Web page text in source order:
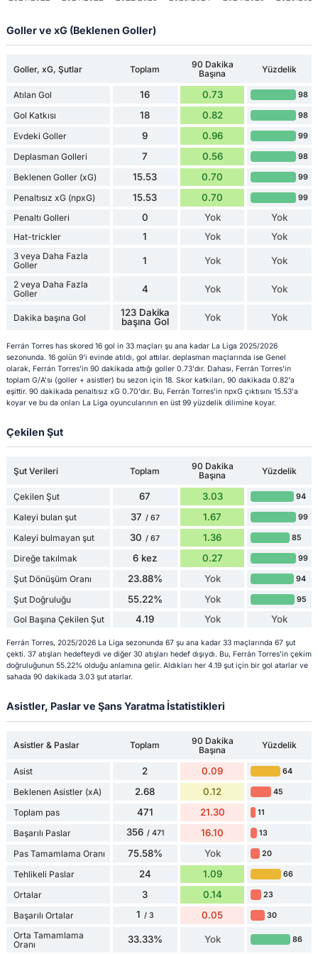
Goller ve xG (Beklenen Goller)
Goller, xG, Şutlar Toplam
90 Dakika
Başına
Yüzdelik
Atılan Gol 16 0.73 98
Gol Katkısı 18 0.82 98
Evdeki Goller 9 0.96 99
Deplasman Golleri 7 0.56 98
Beklenen Goller (xG) 15.53 0.70 99
Penaltısız xG (npxG) 15.53 0.70 99
Penaltı Golleri 0 Yok Yok
Hat-trickler 1 Yok Yok
3 veya Daha Fazla
Goller
1 Yok Yok
2 veya Daha Fazla
Goller
4 Yok Yok
Dakika başına Gol
123 Dakika
başına Gol
Yok Yok
Ferrán Torres has skored 16 gol in 33 maçları şu ana kadar La Liga 2025/2026
sezonunda. 16 golün 9'i evinde atıldı, gol attılar. deplasman maçlarında ise Genel
olarak, Ferrán Torres'in 90 dakikada attığı goller 0.73'dır. Dahası, Ferrán Torres'in
toplam G/A'sı (goller + asistler) bu sezon için 18. Skor katkıları, 90 dakikada 0.82'a
eşittir. 90 dakikada penaltısız xG 0.70'dır. Bu, Ferrán Torres'in npxG çıktısını 15.53'a
koyar ve bu da onları La Liga oyuncularının en üst 99 yüzdelik dilimine koyar.
Çekilen Şut
Şut Verileri Toplam
90 Dakika
Başına
Yüzdelik
Çekilen Şut 67 3.03 94
Kaleyi bulan şut 37 / 67 1.67 99
Kaleyi bulmayan şut 30 / 67 1.36 85
Direğe takılmak 6 kez 0.27 99
Şut Dönüşüm Oranı 23.88% Yok 94
Şut Doğruluğu 55.22% Yok 95
Gol Başına Çekilen Şut 4.19 Yok Yok
Ferrán Torres, 2025/2026 La Liga sezonunda 67 şu ana kadar 33 maçlarında 67 şut
çekti. 37 atışları hedefteydi ve diğer 30 atışları hedef dışıydı. Bu, Ferrán Torres'in çekim
doğruluğunun 55.22% olduğu anlamına gelir. Aldıkları her 4.19 şut için bir gol atarlar ve
sahada 90 dakikada 3.03 şut atarlar.
Asistler, Paslar ve Şans Yaratma İstatistikleri
Asistler & Paslar Toplam
90 Dakika
Başına
Yüzdelik
Asist 2 0.09 64
Beklenen Asistler (xA) 2.68 0.12 45
Toplam pas 471 21.30 11
Başarılı Paslar 356 / 471 16.10 13
Pas Tamamlama Oranı 75.58% Yok 20
Tehlikeli Paslar 24 1.09 66
Ortalar 3 0.14 23
Başarılı Ortalar 1 / 3 0.05 30
Orta Tamamlama
Oranı
33.33% Yok 86